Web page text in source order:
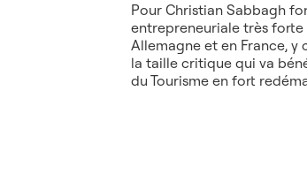
Pour Christian Sabbagh
entrepreneuriale très
Allemagne et en France,
la taille critique qui va
du Tourisme en fort